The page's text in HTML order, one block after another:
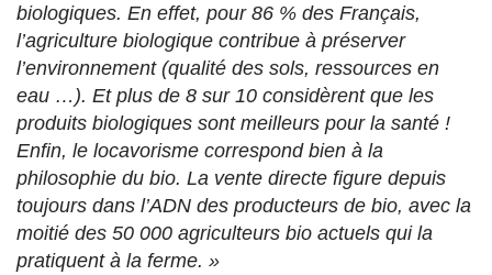
biologiques. En effet, pour 86 % des Français,
l’agriculture biologique contribue à préserver
l’environnement (qualité des sols, ressources en
eau …). Et plus de 8 sur 10 considèrent que les
produits biologiques sont meilleurs pour la santé !
Enfin, le locavorisme correspond bien à la
philosophie du bio. La vente directe figure depuis
toujours dans l’ADN des producteurs de bio, avec la
moitié des 50 000 agriculteurs bio actuels qui la
pratiquent à la ferme. »